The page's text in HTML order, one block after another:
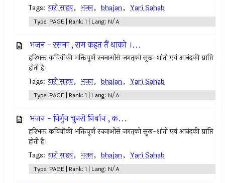
Tags: यारी साहब, भजन, bhajan, Yari Sahab
Type: PAGE | Rank: 1 | Lang: N/A
भजन - रसना , राम कहत तैं थाको ।...
हरिभक्त कवियोंकी भक्तिपूर्ण रचनाओंसे जगत्‌को सुख-शांती एवं आनंदकी प्राप्ति
होती है।
Tags: यारी साहब, भजन, bhajan, Yari Sahab
Type: PAGE | Rank: 1 | Lang: N/A
भजन - निर्गुन चुनरी निर्बान , क...
हरिभक्त कवियोंकी भक्तिपूर्ण रचनाओंसे जगत्‌को सुख-शांती एवं आनंदकी प्राप्ति
होती है।
Tags: यारी साहब, भजन, bhajan, Yari Sahab
Type: PAGE | Rank: 1 | Lang: N/A